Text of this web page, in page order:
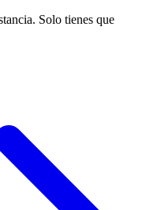
Solo tienes que